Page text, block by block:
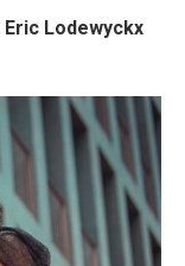
Lodewyckx